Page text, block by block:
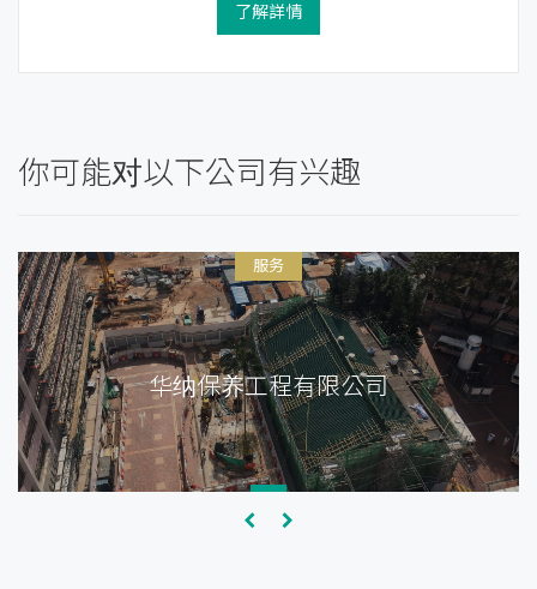
了解詳情
你可能对以下公司有兴趣
华纳保养工程有限公司
服务